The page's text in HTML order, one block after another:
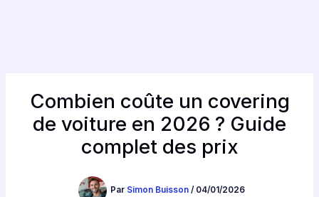
Combien coûte un covering
de voiture en 2026 ? Guide
complet des prix
Par Simon Buisson / 04/01/2026